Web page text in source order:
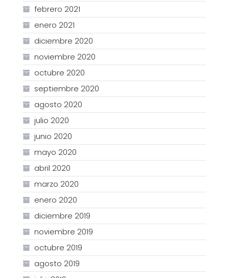
febrero 2021
enero 2021
diciembre 2020
noviembre 2020
octubre 2020
septiembre 2020
agosto 2020
julio 2020
junio 2020
mayo 2020
abril 2020
marzo 2020
enero 2020
diciembre 2019
noviembre 2019
octubre 2019
agosto 2019